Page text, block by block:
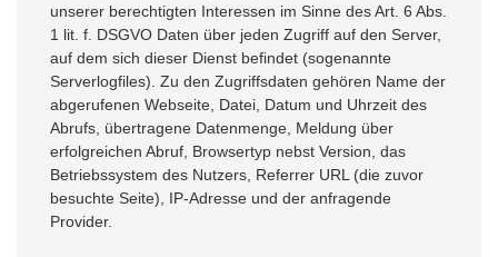
unserer berechtigten Interessen im Sinne des Art. 6 Abs.
1 lit. f. DSGVO Daten über jeden Zugriff auf den Server,
auf dem sich dieser Dienst befindet (sogenannte
Serverlogfiles). Zu den Zugriffsdaten gehören Name der
abgerufenen Webseite, Datei, Datum und Uhrzeit des
Abrufs, übertragene Datenmenge, Meldung über
erfolgreichen Abruf, Browsertyp nebst Version, das
Betriebssystem des Nutzers, Referrer URL (die zuvor
besuchte Seite), IP-Adresse und der anfragende
Provider.